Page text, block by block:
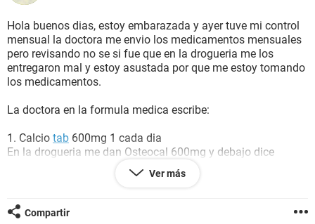
BIENESTAR
SEXUALIDAD
Hola buenos dias, estoy embarazada y ayer tuve mi control
mensual la doctora me envio los medicamentos mensuales
pero revisando no se si fue que en la drogueria me los
entregaron mal y estoy asustada por que me estoy tomando
los medicamentos.
La doctora en la formula medica escribe:
1. Calcio tab 600mg 1 cada dia
En la drogueria me dan Osteocal 600mg y debajo dice
En la drogueria me entregan acido folico de 1mg y veo que
Ver más
Compartir